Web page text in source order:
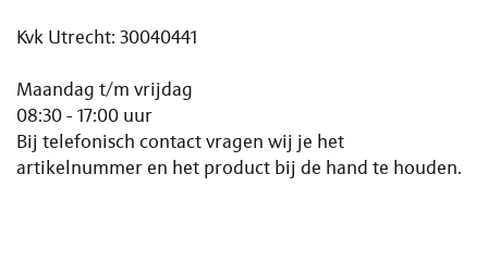
Kvk Utrecht: 30040441
Maandag t/m vrijdag
08:30 - 17:00 uur
Bij telefonisch contact vragen wij je het
artikelnummer en het product bij de hand te houden.